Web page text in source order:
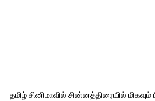
தமிழ் சினிமாவில் சின்னத்திரையில் மிகவும்